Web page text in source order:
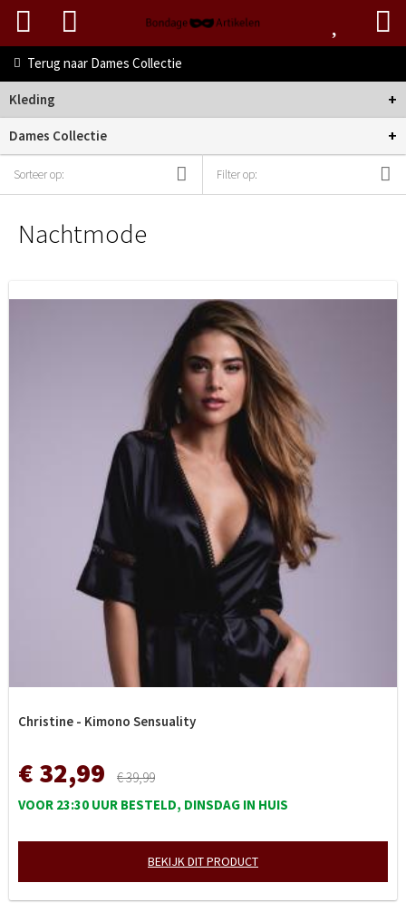
Terug naar Dames Collectie
Kleding +
Dames Collectie +
Sorteer op: Filter op:
Nachtmode
Christine - Kimono Sensuality
€ 32,99
€ 39,99
VOOR 23:30 UUR BESTELD, DINSDAG IN HUIS
BEKIJK DIT PRODUCT